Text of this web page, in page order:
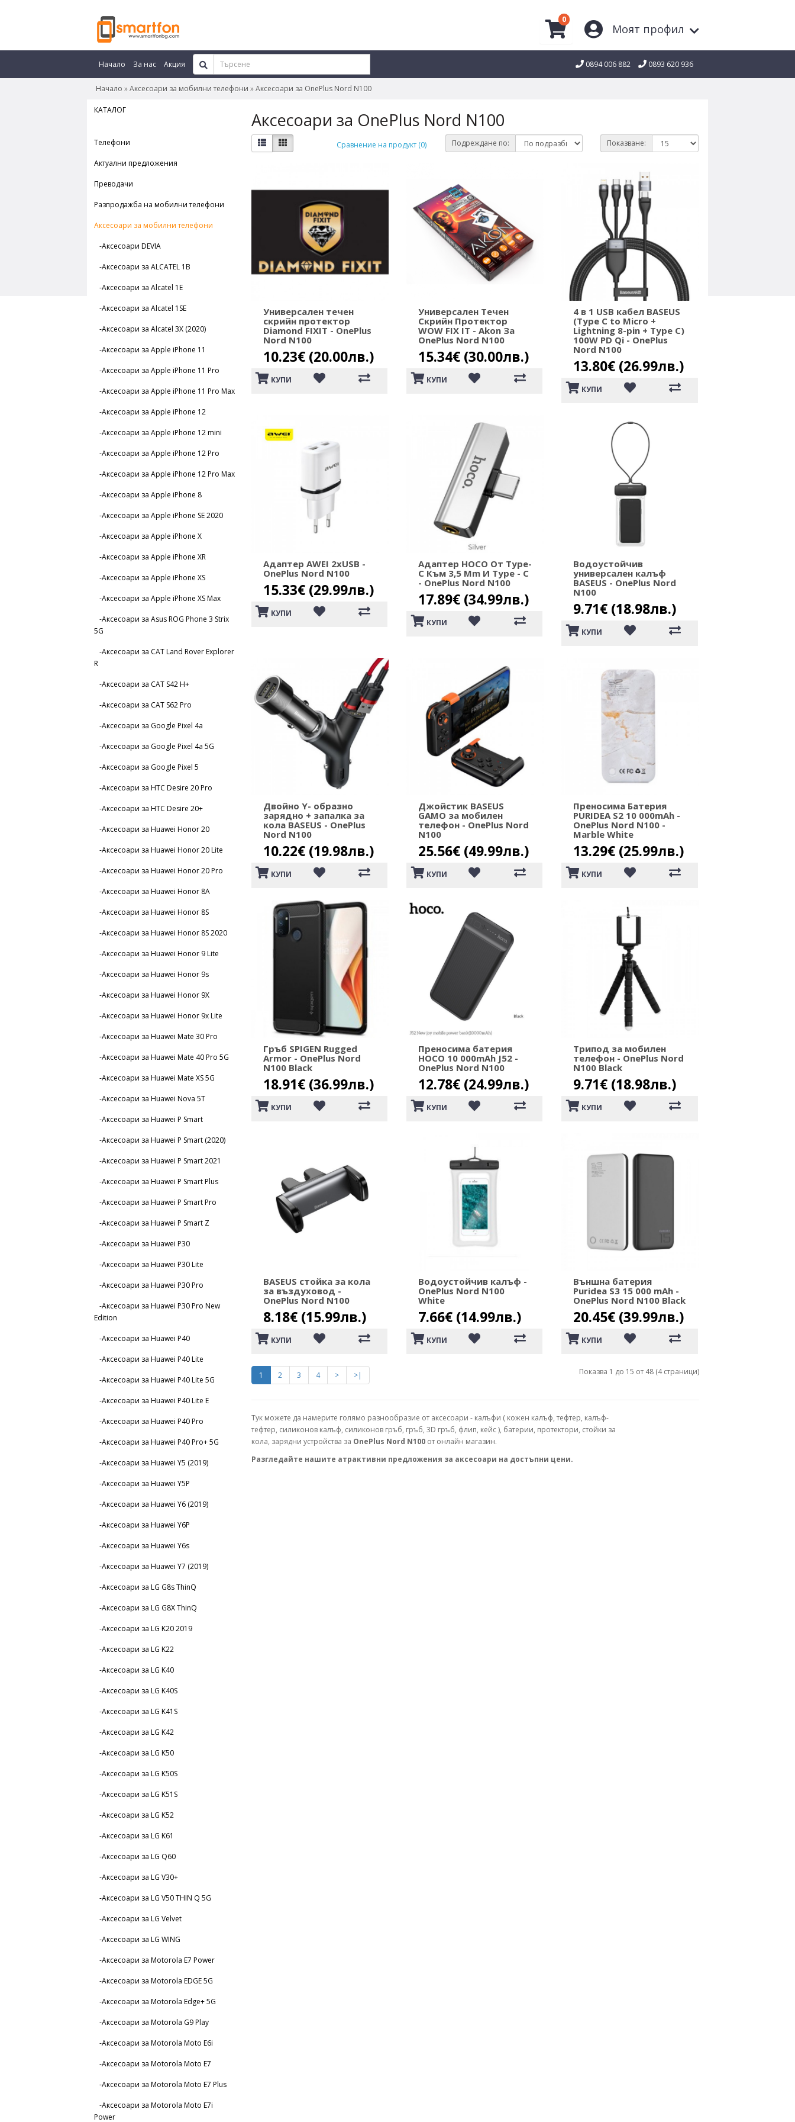
Моят профил
0
Начало За нас Акция 0894 006 882 0893 620 936
Начало Аксесоари за мобилни телефони Аксесоари за OnePlus Nord N100
КАТАЛОГ
Телефони
Актуални предложения
Преводачи
Разпродажба на мобилни телефони
Аксесоари за мобилни телефони
-Аксесоари DEVIA
-Аксесоари за ALCATEL 1B
-Аксесоари за Alcatel 1E
-Аксесоари за Alcatel 1SE
-Аксесоари за Alcatel 3X (2020)
-Аксесоари за Apple iPhone 11
-Аксесоари за Apple iPhone 11 Pro
-Аксесоари за Apple iPhone 11 Pro Max
-Аксесоари за Apple iPhone 12
-Аксесоари за Apple iPhone 12 mini
-Аксесоари за Apple iPhone 12 Pro
-Аксесоари за Apple iPhone 12 Pro Max
-Аксесоари за Apple iPhone 8
-Аксесоари за Apple iPhone SE 2020
-Аксесоари за Apple iPhone X
-Аксесоари за Apple iPhone XR
-Аксесоари за Apple iPhone XS
-Аксесоари за Apple iPhone XS Max
-Аксесоари за Asus ROG Phone 3 Strix
5G
-Аксесоари за CAT Land Rover Explorer
R
-Аксесоари за CAT S42 H+
-Аксесоари за CAT S62 Pro
-Аксесоари за Google Pixel 4a
-Аксесоари за Google Pixel 4a 5G
-Аксесоари за Google Pixel 5
-Аксесоари за HTC Desire 20 Pro
-Аксесоари за HTC Desire 20+
-Аксесоари за Huawei Honor 20
-Аксесоари за Huawei Honor 20 Lite
-Аксесоари за Huawei Honor 20 Pro
-Аксесоари за Huawei Honor 8A
-Аксесоари за Huawei Honor 8S
-Аксесоари за Huawei Honor 8S 2020
-Аксесоари за Huawei Honor 9 Lite
-Аксесоари за Huawei Honor 9s
-Аксесоари за Huawei Honor 9X
-Аксесоари за Huawei Honor 9x Lite
-Аксесоари за Huawei Mate 30 Pro
-Аксесоари за Huawei Mate 40 Pro 5G
-Аксесоари за Huawei Mate XS 5G
-Аксесоари за Huawei Nova 5T
-Аксесоари за Huawei P Smart
-Аксесоари за Huawei P Smart (2020)
-Аксесоари за Huawei P Smart 2021
-Аксесоари за Huawei P Smart Plus
-Аксесоари за Huawei P Smart Pro
-Аксесоари за Huawei P Smart Z
-Аксесоари за Huawei P30
-Аксесоари за Huawei P30 Lite
-Аксесоари за Huawei P30 Pro
-Аксесоари за Huawei P30 Pro New
Edition
-Аксесоари за Huawei P40
-Аксесоари за Huawei P40 Lite
-Аксесоари за Huawei P40 Lite 5G
-Аксесоари за Huawei P40 Lite E
-Аксесоари за Huawei P40 Pro
-Аксесоари за Huawei P40 Pro+ 5G
-Аксесоари за Huawei Y5 (2019)
-Аксесоари за Huawei Y5P
-Аксесоари за Huawei Y6 (2019)
-Аксесоари за Huawei Y6P
-Аксесоари за Huawei Y6s
-Аксесоари за Huawei Y7 (2019)
-Аксесоари за LG G8s ThinQ
-Аксесоари за LG G8X ThinQ
-Аксесоари за LG K20 2019
-Аксесоари за LG K22
-Аксесоари за LG K40
-Аксесоари за LG K40S
-Аксесоари за LG K41S
-Аксесоари за LG K42
-Аксесоари за LG K50
-Аксесоари за LG K50S
-Аксесоари за LG K51S
-Аксесоари за LG K52
-Аксесоари за LG K61
-Аксесоари за LG Q60
-Аксесоари за LG V30+
-Аксесоари за LG V50 THIN Q 5G
-Аксесоари за LG Velvet
-Аксесоари за LG WING
-Аксесоари за Motorola E7 Power
-Аксесоари за Motorola EDGE 5G
-Аксесоари за Motorola Edge+ 5G
-Аксесоари за Motorola G9 Play
-Аксесоари за Motorola Moto E6i
-Аксесоари за Motorola Moto E7
-Аксесоари за Motorola Moto E7 Plus
-Аксесоари за Motorola Moto E7i
Power
Аксесоари за OnePlus Nord N100
Сравнение на продукт (0) Подреждане по: Показване:
Универсален течен
скрийн протектор
Diamond FIXIT - OnePlus
Nord N100
10.23€ (20.00лв.)
КУПИ
Универсален Течен
Скрийн Протектор
WOW FIX IT - Akon За
OnePlus Nord N100
15.34€ (30.00лв.)
КУПИ
4 в 1 USB кабел BASEUS
(Type C to Micro +
Lightning 8-pin + Type C)
100W PD Qi - OnePlus
Nord N100
13.80€ (26.99лв.)
КУПИ
Адаптер AWEI 2xUSB -
OnePlus Nord N100
15.33€ (29.99лв.)
КУПИ
Адаптер HOCO От Type-
C Към 3,5 Mm И Type - C
- OnePlus Nord N100
17.89€ (34.99лв.)
КУПИ
Водоустойчив
универсален калъф
BASEUS - OnePlus Nord
N100
9.71€ (18.98лв.)
КУПИ
Двойно Y- образно
зарядно + запалка за
кола BASEUS - OnePlus
Nord N100
10.22€ (19.98лв.)
КУПИ
Джойстик BASEUS
GAMO за мобилен
телефон - OnePlus Nord
N100
25.56€ (49.99лв.)
КУПИ
Преносима Батерия
PURIDEA S2 10 000mAh -
OnePlus Nord N100 -
Marble White
13.29€ (25.99лв.)
КУПИ
Гръб SPIGEN Rugged
Armor - OnePlus Nord
N100 Black
18.91€ (36.99лв.)
КУПИ
Преносима батерия
HOCO 10 000mAh J52 -
OnePlus Nord N100
12.78€ (24.99лв.)
КУПИ
Трипод за мобилен
телефон - OnePlus Nord
N100 Black
9.71€ (18.98лв.)
КУПИ
BASEUS стойка за кола
за въздуховод -
OnePlus Nord N100
8.18€ (15.99лв.)
КУПИ
Водоустойчив калъф -
OnePlus Nord N100
White
7.66€ (14.99лв.)
КУПИ
Външна батерия
Puridea S3 15 000 mAh -
OnePlus Nord N100 Black
20.45€ (39.99лв.)
КУПИ
1 2 3 4 > >| Показва 1 до 15 от 48 (4 страници)
Тук можете да намерите голямо разнообразие от аксесоари - калъфи ( кожен калъф, тефтер, калъф-
тефтер, силиконов калъф, силиконов гръб, гръб, 3D гръб, флип, кейс ), батерии, протектори, стойки за
кола, зарядни устройства за OnePlus Nord N100 от онлайн магазин.
Разгледайте нашите атрактивни предложения за аксесоари на достъпни цени.